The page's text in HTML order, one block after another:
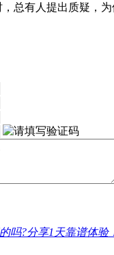
总有人提出质疑，